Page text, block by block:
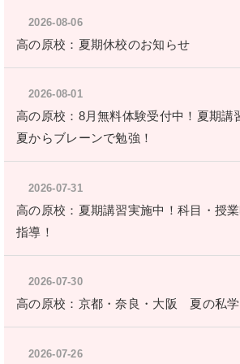
2026-08-06
高の原校：夏期休校のお知らせ
2026-08-01
高の原校：8月無料体験受付中！夏期講
夏からブレーンで勉強！
2026-07-31
高の原校：夏期講習実施中！科目・授
指導！
2026-07-30
高の原校：京都・奈良・大阪 夏の私学
2026-07-26